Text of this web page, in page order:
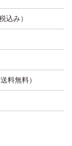
込み）
料無料）